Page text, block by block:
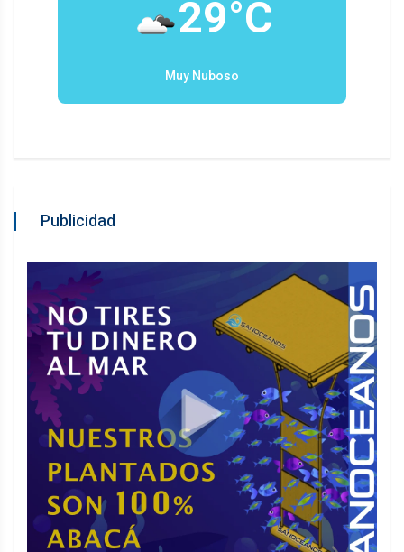
29°C
Muy Nuboso
Publicidad